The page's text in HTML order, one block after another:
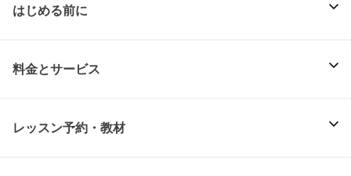
はじめる前に
料金とサービス
レッスン予約・教材